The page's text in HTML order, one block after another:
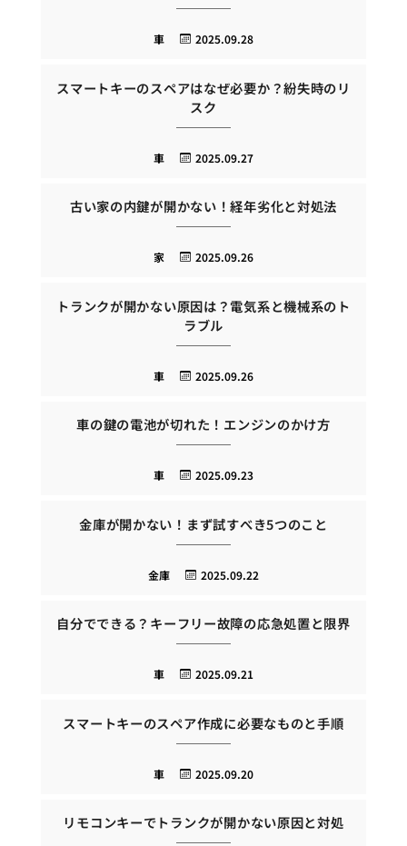
2025.09.28
車
スマートキーのスペアはなぜ必要か？紛失時のリ
スク
2025.09.27
車
古い家の内鍵が開かない！経年劣化と対処法
2025.09.26
家
トランクが開かない原因は？電気系と機械系のト
ラブル
2025.09.26
車
車の鍵の電池が切れた！エンジンのかけ方
2025.09.23
車
金庫が開かない！まず試すべき5つのこと
2025.09.22
金庫
自分でできる？キーフリー故障の応急処置と限界
2025.09.21
車
スマートキーのスペア作成に必要なものと手順
2025.09.20
車
リモコンキーでトランクが開かない原因と対処